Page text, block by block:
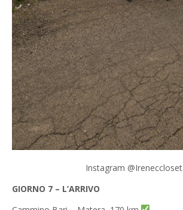
Instagram @Ireneccloset
GIORNO 7 – L’ARRIVO